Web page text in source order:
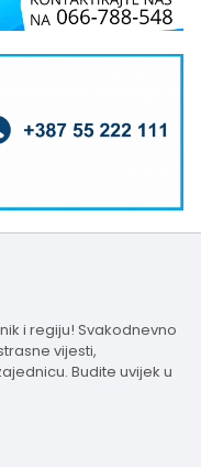
i regiju! Svakodnevno
vijesti,
Budite uvijek u